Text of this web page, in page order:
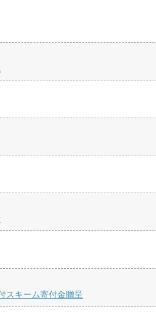
スキーム寄付金贈呈